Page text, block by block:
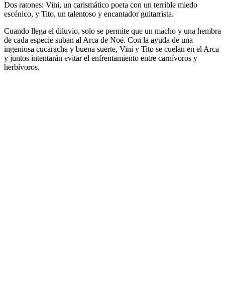
Dos ratones: Vini, un carismático poeta con un terrible miedo
escénico, y Tito, un talentoso y encantador guitarrista.
Cuando llega el diluvio, solo se permite que un macho y una hembra
de cada especie suban al Arca de Noé. Con la ayuda de una
ingeniosa cucaracha y buena suerte, Vini y Tito se cuelan en el Arca
y juntos intentarán evitar el enfrentamiento entre carnívoros y
herbívoros.